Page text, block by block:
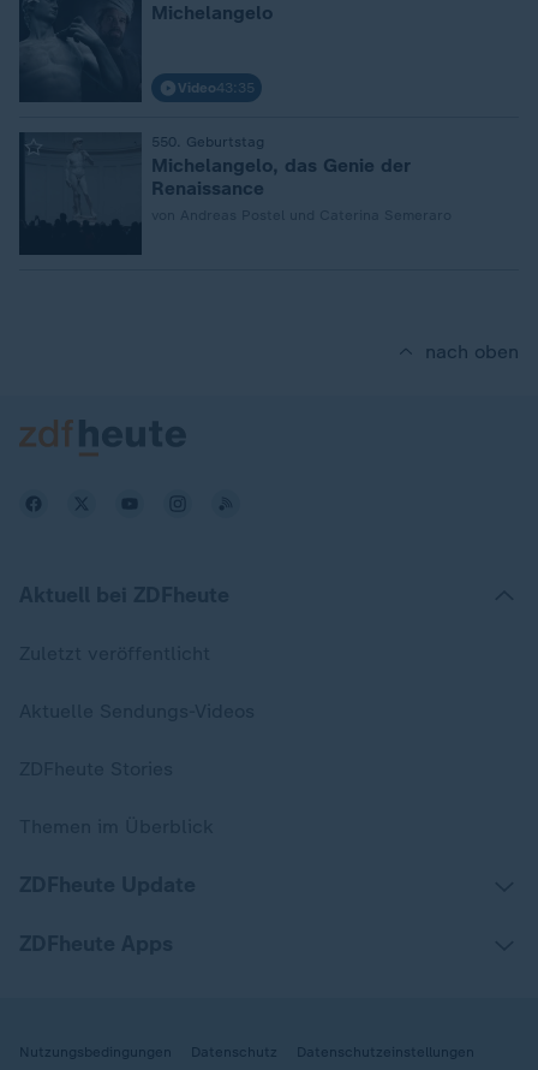
Michelangelo
Video43:35
550. Geburtstag
Michelangelo, das Genie der
Renaissance
nach oben
Nutzungsbedingungen Datenschutz Datenschutzeinstellungen